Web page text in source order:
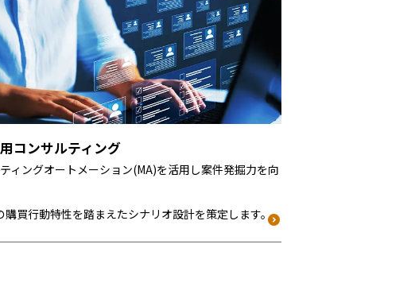
コンサルティング
ィングオートメーション(MA)を活用し案件発掘力を向
買行動特性を踏まえたシナリオ設計を策定します。